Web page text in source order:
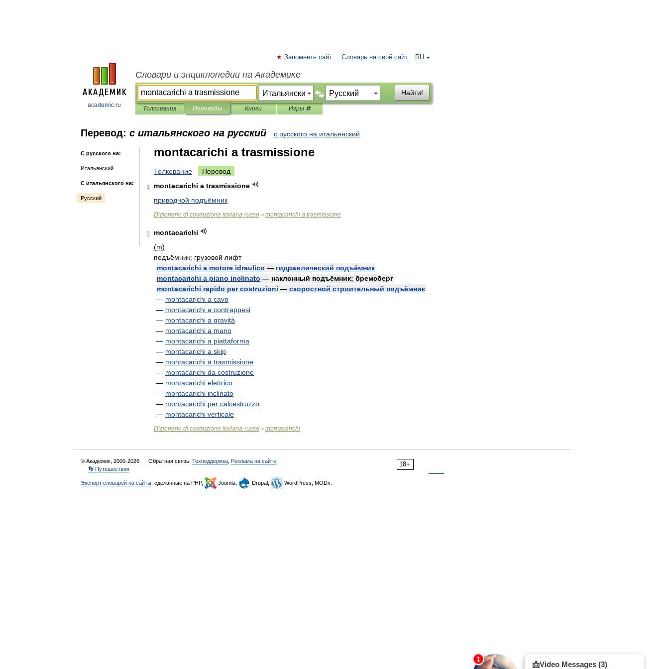
academic.ru
RU
Запомнить сайт Словарь на свой сайт
Словари и энциклопедии на Академике
Найти!
Толкования Переводы Книги Игры ⚽
Перевод: с итальянского на русский с русского на итальянский
С русского на:
Итальянский
С итальянского на:
Русский
montacarichi a trasmissione
Толкование Перевод
1 montacarichi a trasmissione
приводной подъёмник
Dizionario di costruzione italiana-russo > montacarichi a trasmissione
2
montacarichi
(m)
подъёмник; грузовой лифт
montacarichi a motore idraulico — гидравлический подъёмник
montacarichi a piano inclinato — наклонный подъёмник; бремсберг
montacarichi rapido per costruzioni — скоростной строительный подъёмник
— montacarichi a cavo
— montacarichi a contrappesi
— montacarichi a gravità
— montacarichi a mano
— montacarichi a piattaforma
— montacarichi a skip
— montacarichi a trasmissione
— montacarichi da costruzione
— montacarichi elettrico
— montacarichi inclinato
— montacarichi per calcestruzzo
— montacarichi verticale
Dizionario di costruzione italiana-russo > montacarichi
18+
© Академик, 2000-2026 Обратная связь: Техподдержка Реклама на сайте
👣 Путешествия
Экспорт словарей на сайты , сделанные на PHP, Joomla, Drupal, WordPress, MODx.